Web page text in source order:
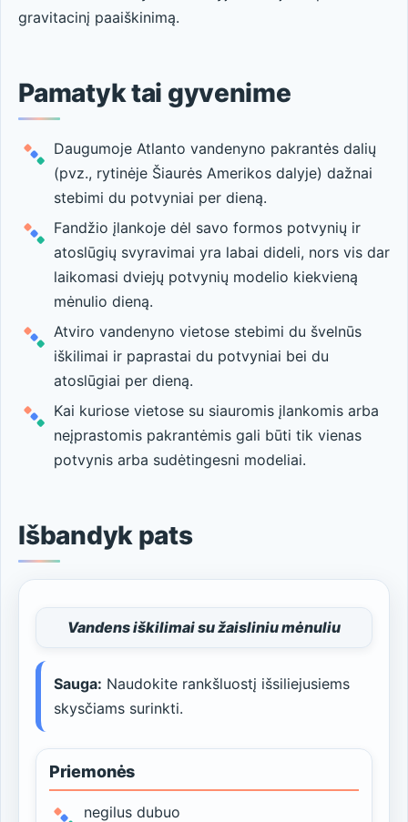
gravitacinį paaiškinimą.
Pamatyk tai gyvenime
Daugumoje Atlanto vandenyno pakrantės dalių
(pvz., rytinėje Šiaurės Amerikos dalyje) dažnai
stebimi du potvyniai per dieną.
Fandžio įlankoje dėl savo formos potvynių ir
atoslūgių svyravimai yra labai dideli, nors vis dar
laikomasi dviejų potvynių modelio kiekvieną
mėnulio dieną.
Atviro vandenyno vietose stebimi du švelnūs
iškilimai ir paprastai du potvyniai bei du
atoslūgiai per dieną.
Kai kuriose vietose su siauromis įlankomis arba
neįprastomis pakrantėmis gali būti tik vienas
potvynis arba sudėtingesni modeliai.
Išbandyk pats
Vandens iškilimai su žaisliniu mėnuliu
Sauga: Naudokite rankšluostį išsiliejusiems
skysčiams surinkti.
Priemonės
negilus dubuo